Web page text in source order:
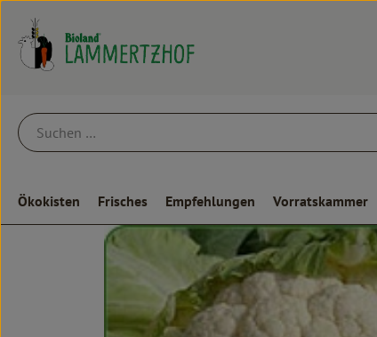
Ökokisten Frisches Empfehlungen Vorratskammer